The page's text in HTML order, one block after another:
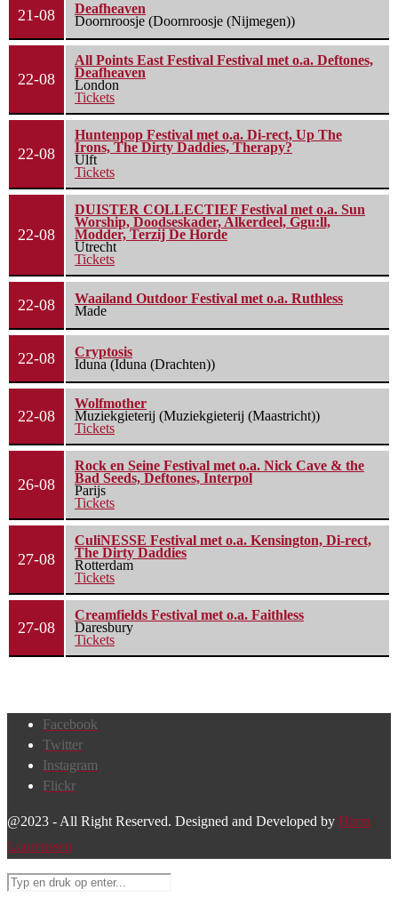
21-08
Deafheaven
Doornroosje (Doornroosje (Nijmegen))
22-08
All Points East Festival Festival met o.a. Deftones,
Deafheaven
London
Tickets
22-08
Huntenpop Festival met o.a. Di-rect, Up The
Irons, The Dirty Daddies, Therapy?
Ulft
Tickets
22-08
DUISTER COLLECTIEF Festival met o.a. Sun
Worship, Doodseskader, Alkerdeel, Ggu:ll,
Modder, Terzij De Horde
Utrecht
Tickets
22-08
Waailand Outdoor Festival met o.a. Ruthless
Made
22-08
Cryptosis
Iduna (Iduna (Drachten))
22-08
Wolfmother
Muziekgieterij (Muziekgieterij (Maastricht))
Tickets
26-08
Rock en Seine Festival met o.a. Nick Cave & the
Bad Seeds, Deftones, Interpol
Parijs
Tickets
27-08
CuliNESSE Festival met o.a. Kensington, Di-rect,
The Dirty Daddies
Rotterdam
Tickets
27-08
Creamfields Festival met o.a. Faithless
Daresbury
Tickets
Facebook
Twitter
Instagram
Flickr
@2023 - All Right Reserved. Designed and Developed by Harm
Lourenssen